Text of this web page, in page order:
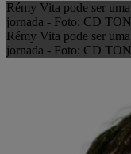
Rémy Vita pode ser
jornada - Foto: CD
Rémy Vita pode ser
jornada - Foto: CD